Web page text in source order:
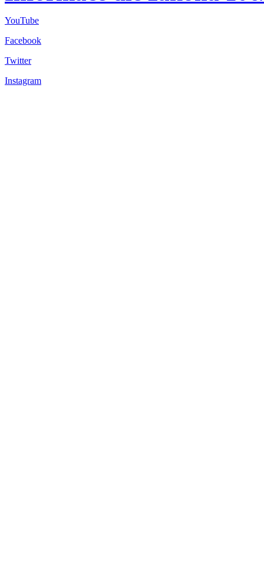
YouTube
Facebook
Twitter
Instagram